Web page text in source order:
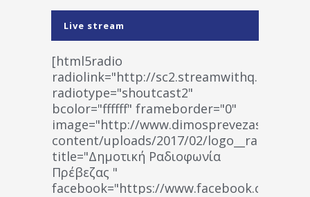
Live stream
[html5radio
radiolink="http://
radiotype="shoutcast2"
bcolor="ffffff" frameborder="0"
image="http://www.dimosprevezas.gr/wp-
content/uploads/2017/02/
title="Δημοτική Ραδιοφωνία
Πρέβεζας "
facebook="https://www.facebook.com/